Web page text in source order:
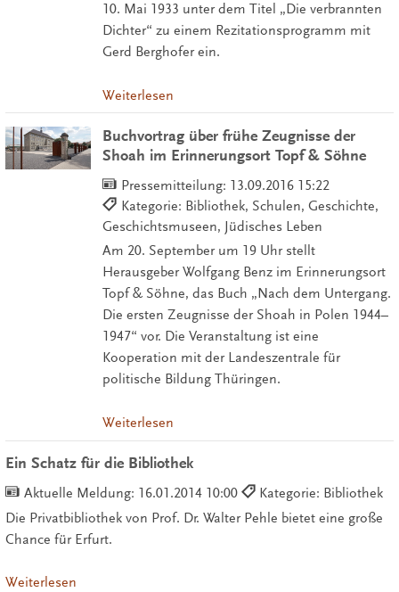
10. Mai 1933 unter dem Titel „Die verbrannten
Dichter“ zu einem Rezitationsprogramm mit
Gerd Berghofer ein.
Weiterlesen
Buchvortrag über frühe Zeugnisse der
Shoah im Erinnerungsort Topf & Söhne
Pressemitteilung: 13.09.2016 15:22
Kategorie: Bibliothek, Schulen, Geschichte,
Geschichtsmuseen, Jüdisches Leben
Am 20. September um 19 Uhr stellt
Herausgeber Wolfgang Benz im Erinnerungsort
Topf & Söhne, das Buch „Nach dem Untergang.
Die ersten Zeugnisse der Shoah in Polen 1944–
1947“ vor. Die Veranstaltung ist eine
Kooperation mit der Landeszentrale für
politische Bildung Thüringen.
Weiterlesen
Ein Schatz für die Bibliothek
Aktuelle Meldung: 16.01.2014 10:00
Kategorie: Bibliothek
Die Privatbibliothek von Prof. Dr. Walter Pehle bietet eine große
Chance für Erfurt.
Weiterlesen